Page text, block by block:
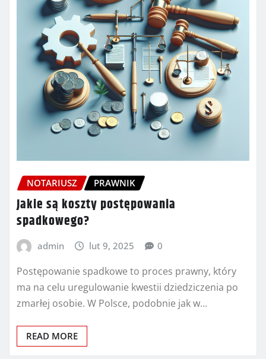
NOTARIUSZ PRAWNIK
Jakie są koszty postępowania
spadkowego?
admin lut 9, 2025 0
Postępowanie spadkowe to proces prawny, który
ma na celu uregulowanie kwestii dziedziczenia po
zmarłej osobie. W Polsce, podobnie jak w…
READ MORE